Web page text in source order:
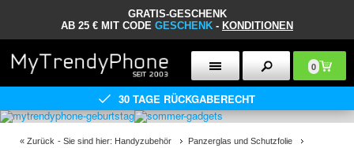
GRATIS-GESCHENK
AB 25 € MIT CODE GESCHENK - KONDITIONEN
0
30 TAGE RÜCKGABERECHT
« Zurück - Sie sind hier: Handyzubehör
Panzerglas und Schutzfolie